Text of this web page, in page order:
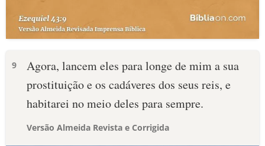
9
Agora, lancem eles para longe de mim a sua
prostituição e os cadáveres dos seus reis, e
habitarei no meio deles para sempre.
Versão Almeida Revista e Corrigida